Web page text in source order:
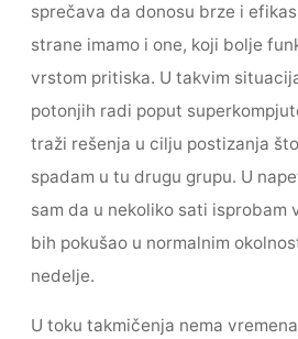
sprečava da donosu brze i
strane imamo i one, koji bolje
vrstom pritiska. U takvim
potonjih radi poput
traži rešenja u cilju postizanja
spadam u tu drugu grupu. U
sam da u nekoliko sati isprobam
bih pokušao u normalnim
nedelje.
U toku takmičenja nema